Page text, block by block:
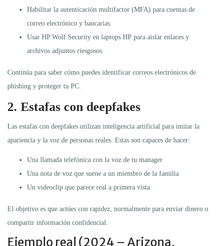
Habilitar la autenticación multifactor (MFA) para cuentas de
correo electrónico y bancarias.
Usar HP Wolf Security en laptops HP para aislar enlaces y
archivos adjuntos riesgosos
Continúa para saber cómo puedes identificar correos electrónicos de
phishing y proteger tu PC.
2. Estafas con deepfakes
Las estafas con deepfakes utilizan inteligencia artificial para imitar la
apariencia y la voz de personas reales. Estas son capaces de hacer:
Una llamada telefónica con la voz de tu manager
Una nota de voz que suene a un miembro de la familia
Un videoclip que parece real a primera vista.
El objetivo es que actúes con rapidez, normalmente para enviar dinero o
compartir información confidencial.
Ejemplo real (2024 – Arizona,